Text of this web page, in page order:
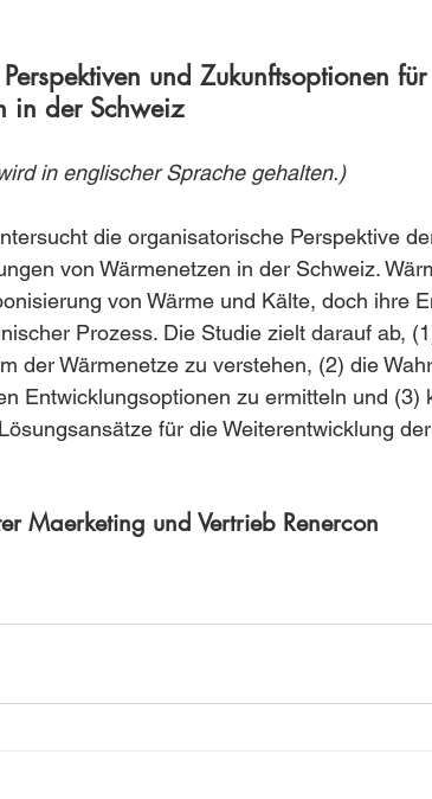
und Zukunftsoptionen
in der Schweiz
in englischer Sprache gehalten.)
die organisatorische Perspektive
von Wärmenetzen in der Schweiz.
von Wärme und Kälte, doch ihre
Prozess. Die Studie zielt darauf ab,
der Wärmenetze zu verstehen, (2) die
Entwicklungsoptionen zu ermitteln und (3)
für die Weiterentwicklung
Maerketing und Vertrieb Renercon